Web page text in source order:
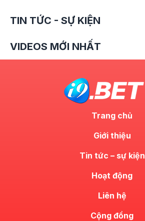
TIN TỨC - SỰ KIỆN
VIDEOS MỚI NHẤT
Trang chủ
Giới thiệu
Tin tức – sự kiện
Hoạt động
Liên hệ
Cộng đồng